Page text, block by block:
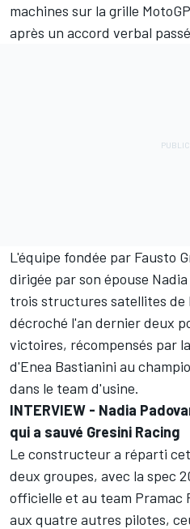
machines sur la grille
après un accord verbal
L'équipe fondée par Fausto
dirigée par son épouse
trois structures satellites de
décroché l'an dernier deux
victoires, récompensés par
d'Enea Bastianini au
dans le team d'usine.
INTERVIEW - Nadia
qui a sauvé Gresini Racing
Le constructeur a réparti
deux groupes, avec la spec
officielle et au team Pramac
aux quatre autres pilotes,